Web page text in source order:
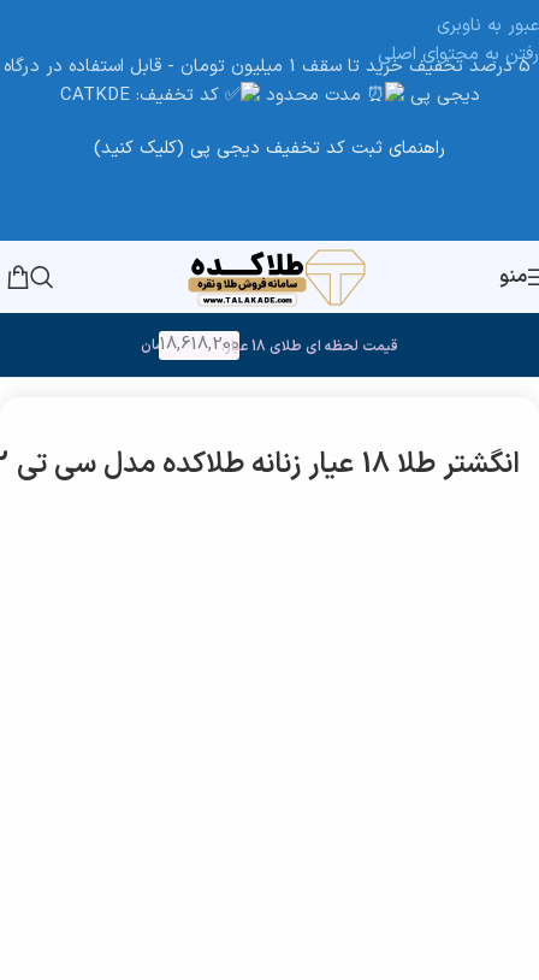
عبور به ناوبری
رفتن به محتوای اصلی
5 درصد تخفیف خرید تا سقف 1 میلیون تومان - قابل استفاده در درگاه
دیجی پی
مدت محدود
کد تخفیف: CATKDE
راهنمای ثبت کد تخفیف دیجی پی (کلیک کنید)
منو
تومان18,618,200 قیمت لحظه ای طلای 18 عیار:
انگشتر طلا 18 عیار زنانه طلاکده مدل سی تی 2